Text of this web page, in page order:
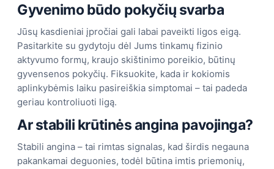
Gyvenimo būdo pokyčių svarba
Jūsų kasdieniai įpročiai gali labai paveikti ligos eigą.
Pasitarkite su gydytoju dėl Jums tinkamų fizinio
aktyvumo formų, kraujo skištinimo poreikio, būtinų
gyvensenos pokyčių. Fiksuokite, kada ir kokiomis
aplinkybėmis laiku pasireiškia simptomai – tai padeda
geriau kontroliuoti ligą.
Ar stabili krūtinės angina pavojinga?
Stabili angina – tai rimtas signalas, kad širdis negauna
pakankamai deguonies, todėl būtina imtis priemonių,